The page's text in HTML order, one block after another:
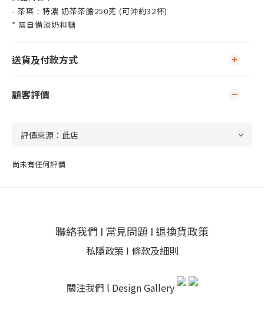
- 茶葉 ： 特濃 奶茶茶膽250克 (可沖約32杯)
* 需自備淡奶和糖
送貨及付款方式
顧客評價
尚未有任何評價
聯絡我們 I 常見問題 I 退換貨政策
私隱政策 I 條款及細則
關注我們 l Design Gallery